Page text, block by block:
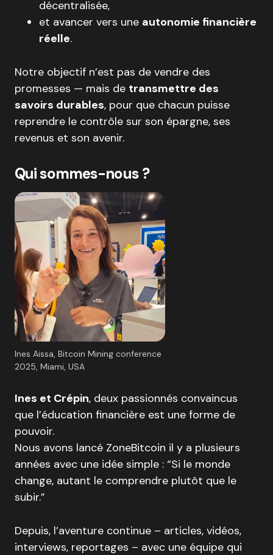
décentralisée,
et avancer vers une autonomie financière
réelle.
Notre objectif n’est pas de vendre des
promesses — mais de transmettre des
savoirs durables, pour que chacun puisse
reprendre le contrôle sur son épargne, ses
revenus et son avenir.
Qui sommes-nous ?
Ines Aissa, Bitcoin Mining conference
2025, Miami, USA
Ines et Crépin, deux passionnés convaincus
que l’éducation financière est une forme de
pouvoir.
Nous avons lancé ZoneBitcoin il y a plusieurs
années avec une idée simple : “Si le monde
change, autant le comprendre plutôt que le
subir.”
Depuis, l’aventure continue – articles, vidéos,
interviews, reportages – avec une équipe qui